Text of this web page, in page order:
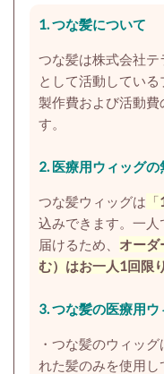
1. つな髪について
つな髪は株式会社テ
として活動してい
製作費および活動費
す。
2. 医療用ウィッグ
つな髪ウィッグは 「
込みできます。 一人
届けるため、 オーダ
む）はお一人1回限り
3.つな髪の医療用ウ
・つな髪のウィッ
れた髪のみを使用し